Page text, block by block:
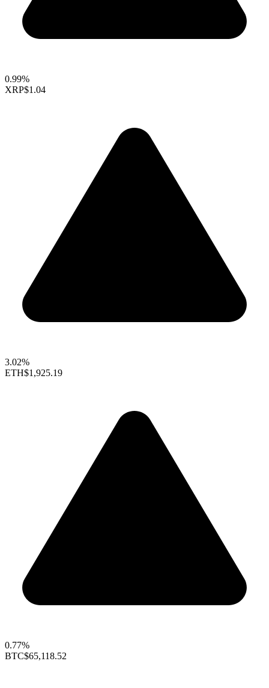
0.99%
XRP$1.04
3.02%
ETH$1,925.19
0.77%
BTC$65,118.52